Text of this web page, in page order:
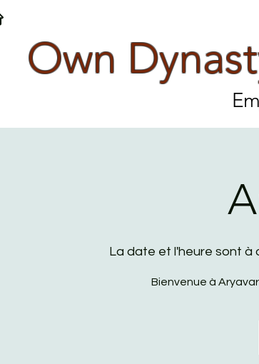
Own
La date et l'heure sont à
Bienvenue à